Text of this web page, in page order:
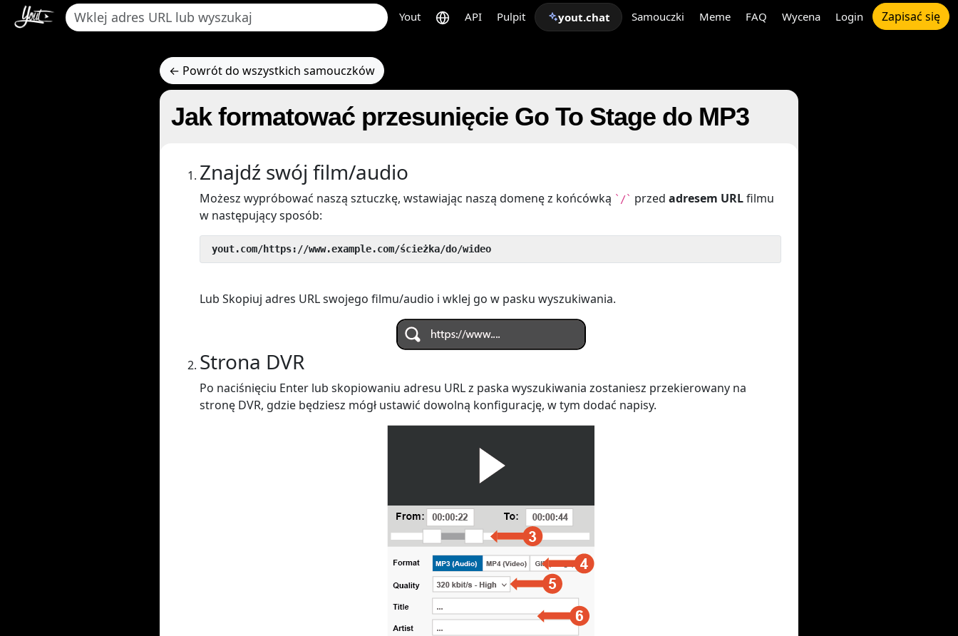
Yout API Pulpit yout.chat Samouczki Meme FAQ Wycena Login Zapisać się
← Powrót do wszystkich samouczków
Jak formatować przesunięcie Go To Stage do MP3
Znajdź swój film/audio
Możesz wypróbować naszą sztuczkę, wstawiając naszą domenę z końcówką `/` przed adresem URLfilmu
w następujący sposób:
yout.com/https://www.example.com/ścieżka/do/wideo
Lub Skopiuj adres URL swojego filmu/audio i wklej go w pasku wyszukiwania.
Strona DVR
Po naciśnięciu Enter lub skopiowaniu adresu URL z paska wyszukiwania zostaniesz przekierowany na
stronę DVR, gdzie będziesz mógł ustawić dowolną konfigurację, w tym dodać napisy.